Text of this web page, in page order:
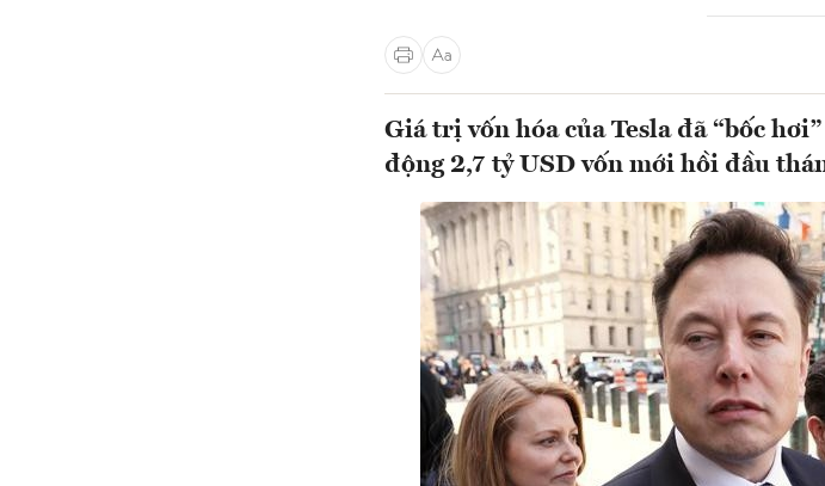
Giá trị vốn hóa của Tesla đã “bốc
động 2,7 tỷ USD vốn mới hồi đầu